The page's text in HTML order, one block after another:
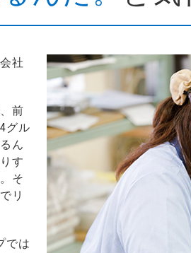
社
前
グル
ん
す
そ
リ
では